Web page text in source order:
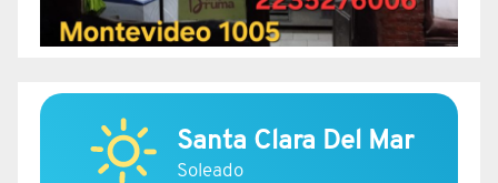
Santa Clara Del Mar
Soleado